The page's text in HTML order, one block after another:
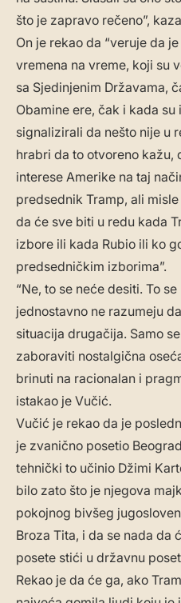
što je zapravo rečeno”,
On je rekao da “veruje da
vremena na vreme, koji su
sa Sjedinjenim Državama,
Obamine ere, čak i kada
signalizirali da nešto nije u
hrabri da to otvoreno kažu,
interese Amerike na taj
predsednik Tramp, ali
da će sve biti u redu kada
izbore ili kada Rubio ili ko
predsedničkim izborima”.
“Ne, to se neće desiti. To
jednostavno ne razumeju
situacija drugačija. Samo
zaboraviti nostalgična
brinuti na racionalan i
istakao je Vučić.
Vučić je rekao da je
je zvanično posetio
tehnički to učinio Džimi
bilo zato što je njegova
pokojnog bivšeg
Broza Tita, i da se nada da
posete stići u državnu
Rekao je da će ga, ako